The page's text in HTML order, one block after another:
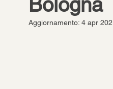
Aggiornamento: 4 apr